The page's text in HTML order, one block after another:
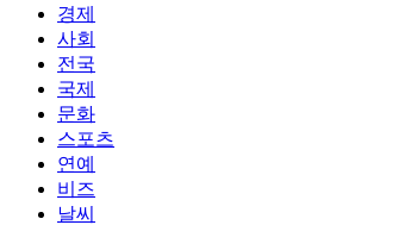
경제
사회
전국
국제
문화
스포츠
연예
비즈
날씨